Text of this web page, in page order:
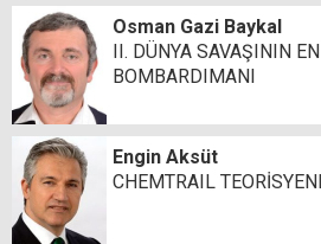
Osman Gazi Baykal
II. DÜNYA SAVAŞININ
BOMBARDIMANI
Engin Aksüt
CHEMTRAIL